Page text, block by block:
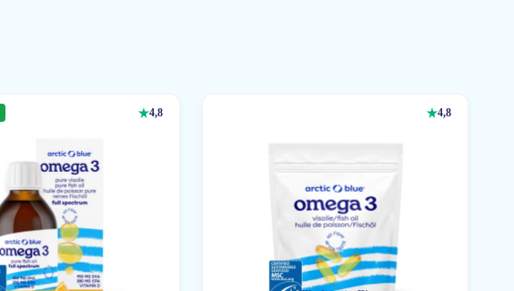
4,8 4,8